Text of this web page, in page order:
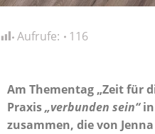
Aufrufe: 116
Am Thementag „Zeit für
Praxis„verbunden sein“in
zusammen, die von